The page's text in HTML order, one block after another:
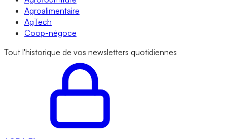
Agroalimentaire
AgTech
Coop-négoce
Tout l'historique de vos newsletters quotidiennes